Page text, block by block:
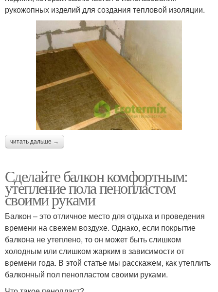
рукожопных изделий для создания тепловой изоляции.
читать дальше →
Сделайте балкон комфортным:
утепление пола пенопластом
своими руками
Балкон – это отличное место для отдыха и проведения
времени на свежем воздухе. Однако, если покрытие
балкона не утеплено, то он может быть слишком
холодным или слишком жарким в зависимости от
времени года. В этой статье мы расскажем, как утеплить
балконный пол пенопластом своими руками.